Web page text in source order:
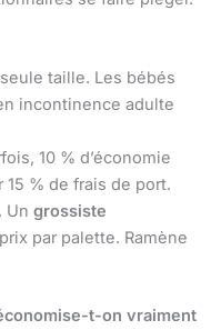
seule taille. Les bébés
incontinence adulte
10 % d’économie
15 % de frais de port.
. Un grossiste
par palette. Ramène
t-on vraiment